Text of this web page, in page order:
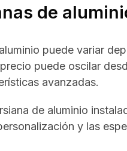
de
puede variar
puede oscilar
avanzadas.
de aluminio
y las